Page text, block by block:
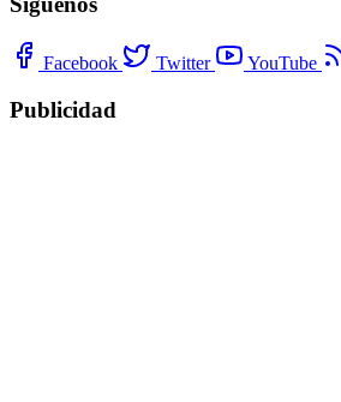
Facebook Twitter YouTube
Publicidad